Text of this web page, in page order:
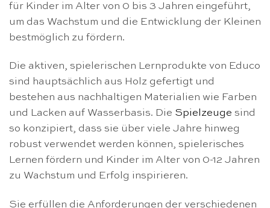
für Kinder im Alter von 0 bis 3 Jahren eingeführt,
um das Wachstum und die Entwicklung der Kleinen
bestmöglich zu fördern.
Die aktiven, spielerischen Lernprodukte von Educo
sind hauptsächlich aus Holz gefertigt und
bestehen aus nachhaltigen Materialien wie Farben
und Lacken auf Wasserbasis. Die Spielzeuge sind
so konzipiert, dass sie über viele Jahre hinweg
robust verwendet werden können, spielerisches
Lernen fördern und Kinder im Alter von 0-12 Jahren
zu Wachstum und Erfolg inspirieren.
Sie erfüllen die Anforderungen der verschiedenen